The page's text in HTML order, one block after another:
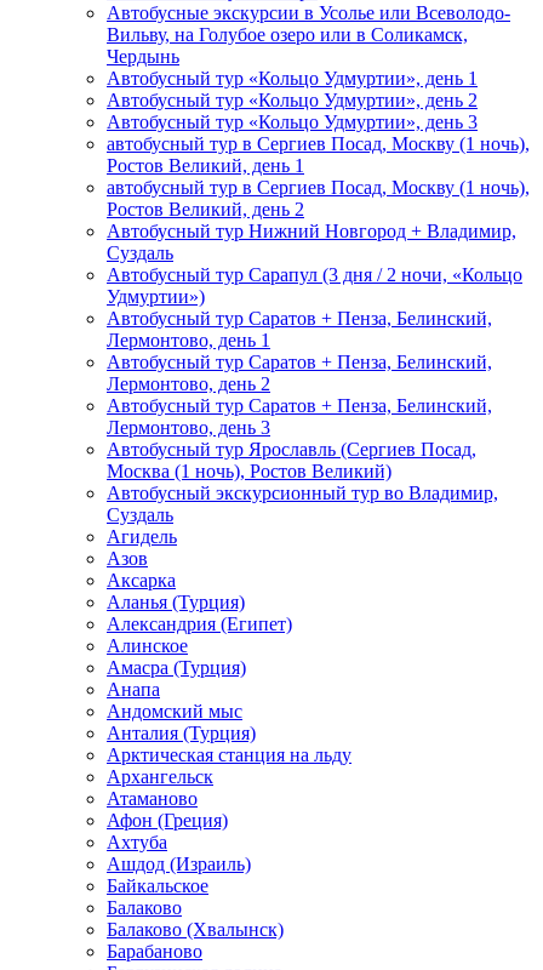
Автобусные экскурсии в Усолье или Всеволодо-
Вильву, на Голубое озеро или в Соликамск,
Чердынь
Автобусный тур «Кольцо Удмуртии», день 1
Автобусный тур «Кольцо Удмуртии», день 2
Автобусный тур «Кольцо Удмуртии», день 3
автобусный тур в Сергиев Посад, Москву (1 ночь),
Ростов Великий, день 1
автобусный тур в Сергиев Посад, Москву (1 ночь),
Ростов Великий, день 2
Автобусный тур Нижний Новгород + Владимир,
Суздаль
Автобусный тур Сарапул (3 дня / 2 ночи, «Кольцо
Удмуртии»)
Автобусный тур Саратов + Пенза, Белинский,
Лермонтово, день 1
Автобусный тур Саратов + Пенза, Белинский,
Лермонтово, день 2
Автобусный тур Саратов + Пенза, Белинский,
Лермонтово, день 3
Автобусный тур Ярославль (Сергиев Посад,
Москва (1 ночь), Ростов Великий)
Автобусный экскурсионный тур во Владимир,
Суздаль
Агидель
Азов
Аксарка
Аланья (Турция)
Александрия (Египет)
Алинское
Амасра (Турция)
Анапа
Андомский мыс
Анталия (Турция)
Арктическая станция на льду
Архангельск
Атаманово
Афон (Греция)
Ахтуба
Ашдод (Израиль)
Байкальское
Балаково
Балаково (Хвалынск)
Барабаново